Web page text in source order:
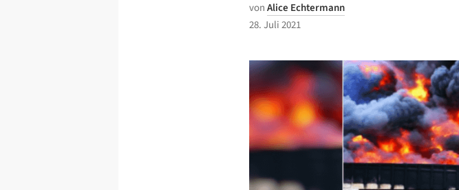
vonAlice Echtermann
28. Juli 2021